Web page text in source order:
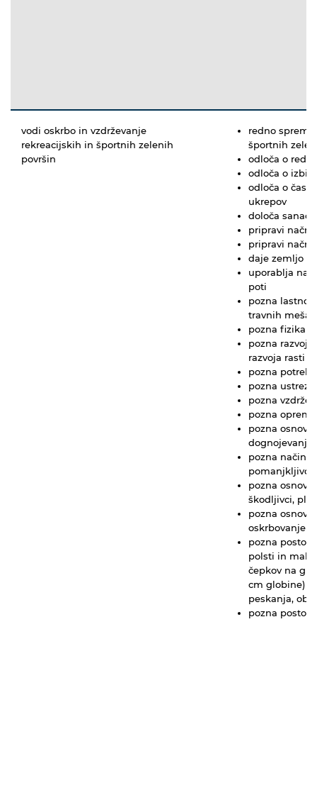
vodi oskrbo in vzdrževanje
rekreacijskih in športnih zelenih
površin
redno
športnih
odloča o
odloča o
odloča o
ukrepov
določa
pripravi načrt
pripravi načrt
daje zemljo v
uporablja
poti
pozna
travnih
pozna
pozna razvoj
razvoja rasti
pozna
pozna
pozna
pozna
pozna
dognojevanja
pozna načine
pozna
škodljivci,
pozna
oskrbovanje
pozna
polsti in
čepkov na
cm globine)
peskanja,
pozna